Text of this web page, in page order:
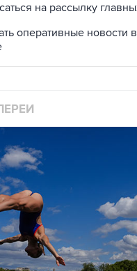
на рассылку
оперативные новости